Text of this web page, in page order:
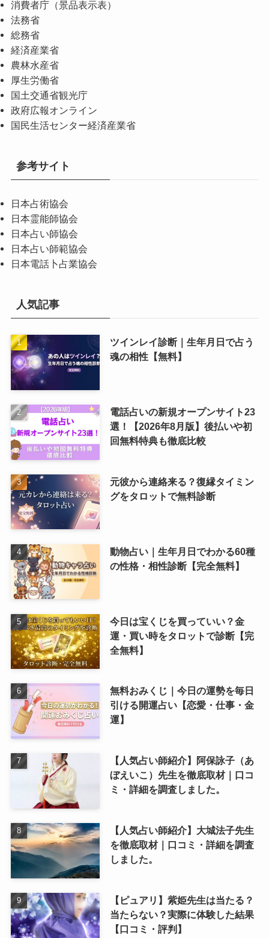
消費者庁（景品表示表）
法務省
総務省
経済産業省
農林水産省
厚生労働省
国土交通省観光庁
政府広報オンライン
国民生活センター経済産業省
参考サイト
日本占術協会
日本霊能師協会
日本占い師協会
日本占い師範協会
日本電話卜占業協会
人気記事
ツインレイ診断｜生年月日で占う
魂の相性【無料】
電話占いの新規オープンサイト23
選！【2026年8月版】後払いや初
回無料特典も徹底比較
元彼から連絡来る？復縁タイミン
グをタロットで無料診断
動物占い｜生年月日でわかる60種
の性格・相性診断【完全無料】
今日は宝くじを買っていい？金
運・買い時をタロットで診断【完
全無料】
無料おみくじ｜今日の運勢を毎日
引ける開運占い【恋愛・仕事・金
運】
【人気占い師紹介】阿保詠子（あ
ぼえいこ）先生を徹底取材｜口コ
ミ・詳細を調査しました。
【人気占い師紹介】大城法子先生
を徹底取材｜口コミ・詳細を調査
しました。
【ピュアリ】紫姫先生は当たる？
当たらない？実際に体験した結果
【口コミ・評判】